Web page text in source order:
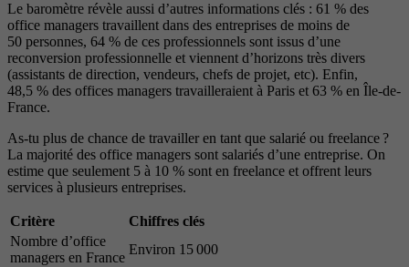
Le baromètre révèle aussi d’autres informations clés : 61 % des
office managers travaillent dans des entreprises de moins de
50 personnes, 64 % de ces professionnels sont issus d’une
reconversion professionnelle et viennent d’horizons très divers
(assistants de direction, vendeurs, chefs de projet, etc). Enfin,
48,5 % des offices managers travailleraient à Paris et 63 % en Île-de-
France.
As-tu plus de chance de travailler en tant que salarié ou freelance ?
La majorité des office managers sont salariés d’une entreprise. On
estime que seulement 5 à 10 % sont en freelance et offrent leurs
services à plusieurs entreprises.
Critère
Chiffres clés
Nombre d’office
managers en France
Environ 15 000